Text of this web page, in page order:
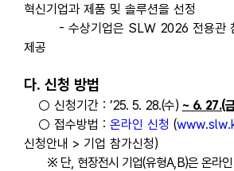
혁신기업과 제품 및 솔루션을 선정
- 수상기업은 SLW 2026 전용관
제공
다. 신청 방법
○ 신청기간 : ’25. 5. 28.(수) ~ 6. 27.(
○ 접수방법 : 온라인 신청 (
신청안내 > 기업 참가신청)
※ 단, 현장전시 기업(유형A,B)은 온라